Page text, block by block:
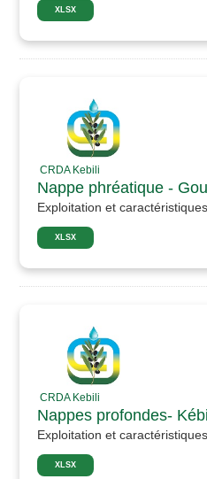
XLSX
CRDA Kebili
Nappe phréatique -
Exploitation et
XLSX
CRDA Kebili
Nappes profondes-
Exploitation et
XLSX